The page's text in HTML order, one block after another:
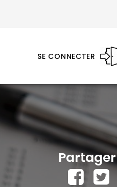
SE CONNECTER